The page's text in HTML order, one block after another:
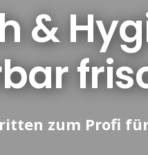
&
zum Profi